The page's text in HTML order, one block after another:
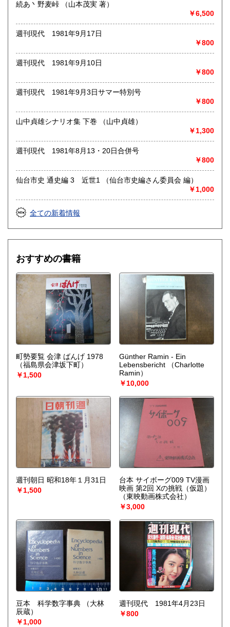
遠方や量が少ない場合など
宅配便での買取も行っております。
お気軽にご相談ください。
取り扱い分野
古書一般（その他）
続あ丶野麦峠 （山本茂実 著）
￥6,500
週刊現代 1981年9月17日
￥800
週刊現代 1981年9月10日
￥800
週刊現代 1981年9月3日サマー特別号
￥800
山中貞雄シナリオ集 下巻 （山中貞雄）
￥1,300
週刊現代 1981年8月13・20日合併号
￥800
仙台市史 通史編 3 近世1 （仙台市史編さん委員会 編）
￥1,000
全ての新着情報
おすすめの書籍
町勢要覧 会津 ばんげ 1978
（福島県会津坂下町）
￥1,500
Günther Ramin - Ein
Lebensbericht
（Charlotte
Ramin）
￥10,000
週刊朝日 昭和18年１月31日
￥1,500
台本 サイボーグ009 TV漫画
映画 第2回 Xの挑戦（仮題）
（東映動画株式会社）
￥3,000
豆本 科学数字事典
（大林
辰蔵）
￥1,000
週刊現代 1981年4月23日
￥800